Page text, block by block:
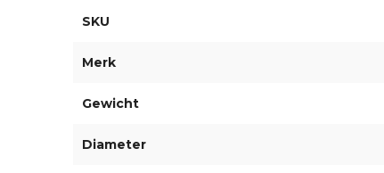
SKU
Merk
Gewicht
Diameter